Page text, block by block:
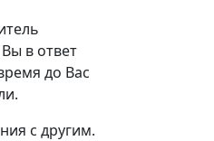
в ответ
до Вас
с другим.